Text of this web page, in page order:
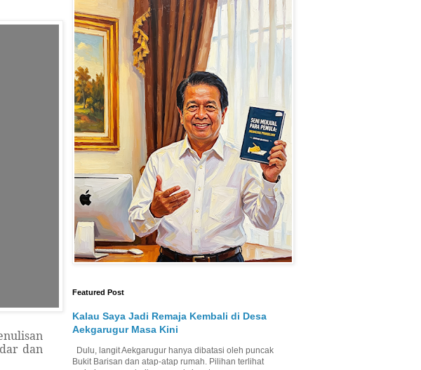
dan
Featured Post
Kalau Saya Jadi Remaja Kembali di Desa
Aekgarugur Masa Kini
Dulu, langit Aekgarugur hanya dibatasi oleh puncak
Bukit Barisan dan atap-atap rumah. Pilihan terlihat